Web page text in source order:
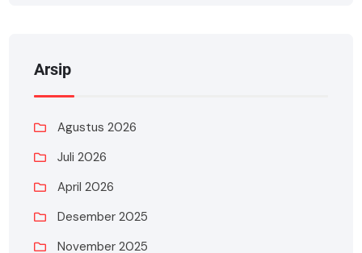
Arsip
Agustus 2026
Juli 2026
April 2026
Desember 2025
November 2025